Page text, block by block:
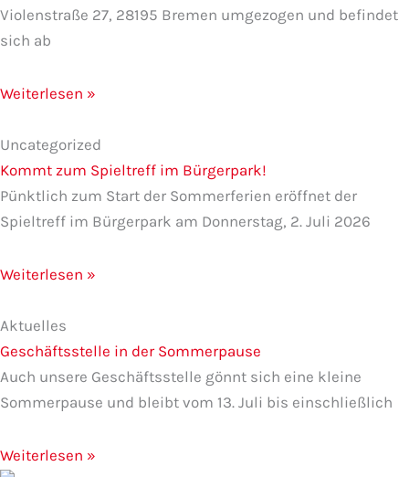
Violenstraße 27, 28195 Bremen umgezogen und befindet
sich ab
Weiterlesen »
Uncategorized
Kommt zum Spieltreff im Bürgerpark!
Pünktlich zum Start der Sommerferien eröffnet der
Spieltreff im Bürgerpark am Donnerstag, 2. Juli 2026
Weiterlesen »
Aktuelles
Geschäftsstelle in der Sommerpause
Auch unsere Geschäftsstelle gönnt sich eine kleine
Sommerpause und bleibt vom 13. Juli bis einschließlich
Weiterlesen »